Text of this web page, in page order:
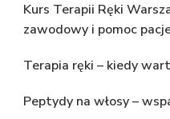
Kurs Terapii Ręki
zawodowy i pomoc
Terapia ręki – kiedy
Peptydy na włosy –